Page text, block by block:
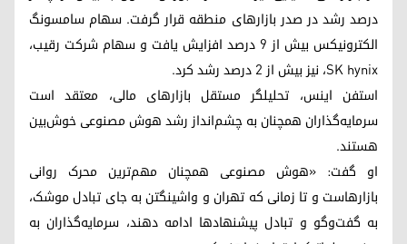
درصد رشد در صدر بازارهای منطقه قرار گرفت. سهام سامسونگ
الکترونیکس بیش از ۹ درصد افزایش یافت و سهام شرکت رقیب،
SK hynix، نیز بیش از ۲ درصد رشد کرد.
استفن اینس، تحلیلگر مستقل بازارهای مالی، معتقد است
سرمایه‌گذاران همچنان به چشم‌انداز رشد هوش مصنوعی خوش‌بین
هستند.
او گفت: «هوش مصنوعی همچنان مهم‌ترین محرک روانی
بازارهاست و تا زمانی که تهران و واشینگتن به جای تبادل موشک،
به گفت‌وگو و تبادل پیشنهادها ادامه دهند، سرمایه‌گذاران به